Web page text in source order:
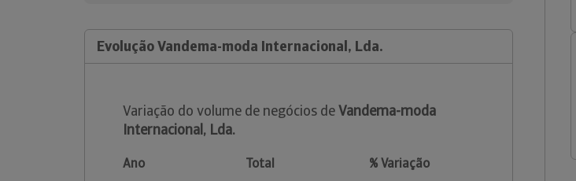
Evolução Vandema-moda Internacional, Lda.
Variação do volume de negócios deVandema-moda
Internacional, Lda.
Ano Total % Variação